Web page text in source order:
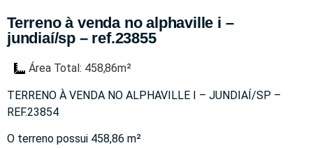
Terreno à venda no alphaville i –
jundiaí/sp – ref.23855
Área Total: 458,86m²
TERRENO À VENDA NO ALPHAVILLE I – JUNDIAÍ/SP –
REF.23854
O terreno possui 458,86 m²